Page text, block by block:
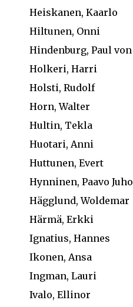
Heiskanen, Kaarlo
Hiltunen, Onni
Hindenburg, Paul von
Holkeri, Harri
Holsti, Rudolf
Horn, Walter
Hultin, Tekla
Huotari, Anni
Huttunen, Evert
Hynninen, Paavo Juho
Hägglund, Woldemar
Härmä, Erkki
Ignatius, Hannes
Ikonen, Ansa
Ingman, Lauri
Ivalo, Ellinor